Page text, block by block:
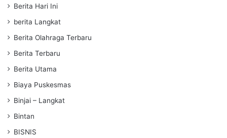
Berita Hari Ini
berita Langkat
Berita Olahraga Terbaru
Berita Terbaru
Berita Utama
Biaya Puskesmas
Binjai – Langkat
Bintan
BISNIS